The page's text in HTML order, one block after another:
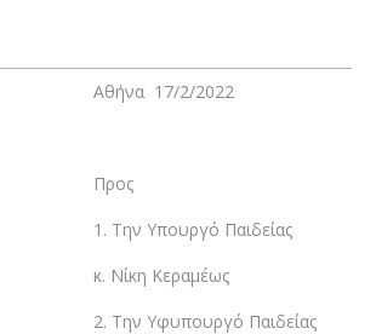
Αθήνα 17/2/2022
Προς
1. Την Υπουργό Παιδείας
κ. Νίκη Κεραμέως
2. Την Υφυπουργό Παιδείας